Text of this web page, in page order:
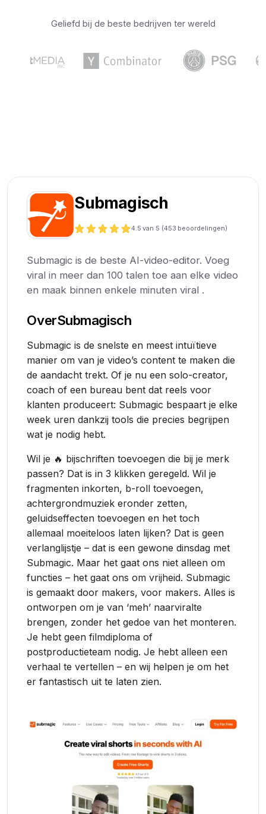
Geliefd bij de beste bedrijven ter wereld
Submagisch
4.5 van 5 (453 beoordelingen)
Submagic is de beste AI-video-editor. Voeg
viral in meer dan 100 talen toe aan elke video
en maak binnen enkele minuten viral .
OverSubmagisch
Submagic is de snelste en meest intuïtieve
manier om van je video’s content te maken die
de aandacht trekt. Of je nu een solo-creator,
coach of een bureau bent dat reels voor
klanten produceert: Submagic bespaart je elke
week uren dankzij tools die precies begrijpen
wat je nodig hebt.
Wil je 🔥 bijschriften toevoegen die bij je merk
passen? Dat is in 3 klikken geregeld. Wil je
fragmenten inkorten, b-roll toevoegen,
achtergrondmuziek eronder zetten,
geluidseffecten toevoegen en het toch
allemaal moeiteloos laten lijken? Dat is geen
verlanglijstje – dat is een gewone dinsdag met
Submagic. Maar het gaat ons niet alleen om
functies – het gaat ons om vrijheid. Submagic
is gemaakt door makers, voor makers. Alles is
ontworpen om je van ‘meh’ naarviralte
brengen, zonder het gedoe van het monteren.
Je hebt geen filmdiploma of
postproductieteam nodig. Je hebt alleen een
verhaal te vertellen – en wij helpen je om het
er fantastisch uit te laten zien.